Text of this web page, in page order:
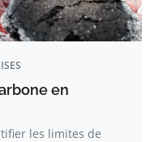
en
les limites de